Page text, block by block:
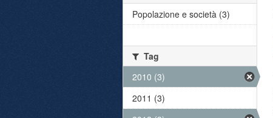
Popolazione e società (3)
Tag
2010 (3)
2011 (3)